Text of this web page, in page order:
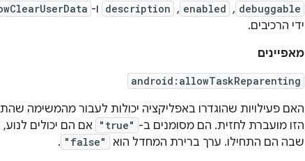
debuggable
,
enabled
,
description ו-
ידי הרכיבים.
מאפיינים
android:allowTaskReparenting
האם פעילויות שהוגדרו באפליקציה יכולות לעבור מהמשימה
הזו מועברת לחזית. הם מסומנים ב- "true" אם הם יכולים לנוע,
שבה הם התחילו. ערך ברירת המחדל הוא
"false"
.